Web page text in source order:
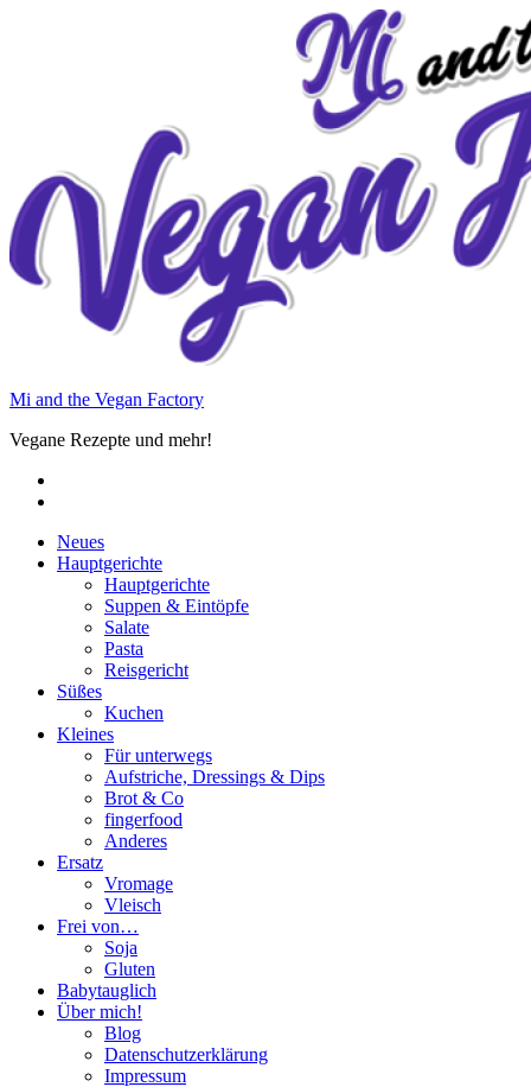
Mi and the Vegan Factory
Vegane Rezepte und mehr!
Neues
Hauptgerichte
Hauptgerichte
Suppen & Eintöpfe
Salate
Pasta
Reisgericht
Süßes
Kuchen
Kleines
Für unterwegs
Aufstriche, Dressings & Dips
Brot & Co
fingerfood
Anderes
Ersatz
Vromage
Vleisch
Frei von…
Soja
Gluten
Babytauglich
Über mich!
Blog
Datenschutzerklärung
Impressum